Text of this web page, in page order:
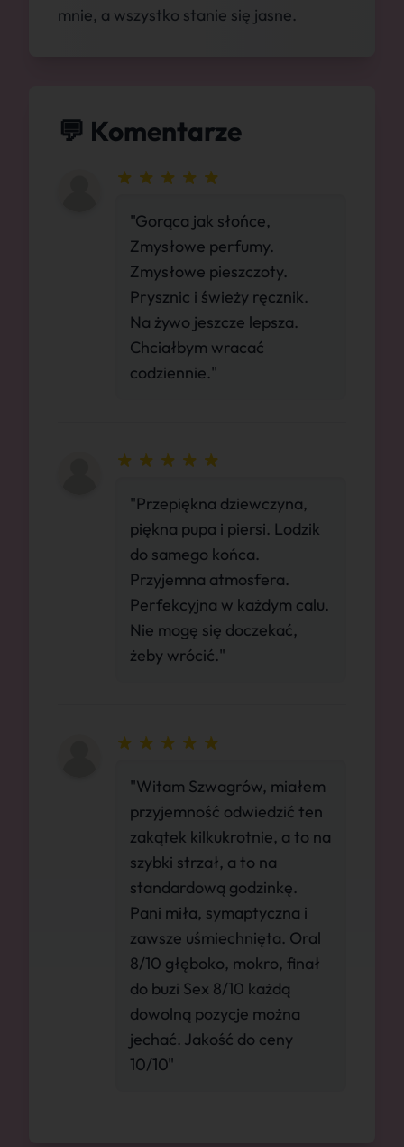
mnie, a wszystko stanie się jasne.
💬 Komentarze
"Gorąca jak słońce,
Zmysłowe perfumy.
Zmysłowe pieszczoty.
Prysznic i świeży ręcznik.
Na żywo jeszcze lepsza.
Chciałbym wracać
codziennie."
"Przepiękna dziewczyna,
piękna pupa i piersi. Lodzik
do samego końca.
Przyjemna atmosfera.
Perfekcyjna w każdym calu.
Nie mogę się doczekać,
żeby wrócić."
"Witam Szwagrów, miałem
przyjemność odwiedzić ten
zakątek kilkukrotnie, a to na
szybki strzał, a to na
standardową godzinkę.
Pani miła, symaptyczna i
zawsze uśmiechnięta. Oral
8/10 głęboko, mokro, finał
do buzi Sex 8/10 każdą
dowolną pozycje można
jechać. Jakość do ceny
10/10"